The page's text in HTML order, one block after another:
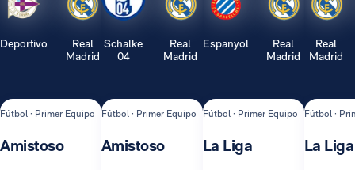
Deportivo
Real
Madrid
Fútbol · Primer Equipo
Amistoso
Schalke
04
Real
Madrid
Fútbol · Primer Equipo
Amistoso
Espanyol
Real
Madrid
Fútbol · Primer Equipo
La Liga
Real
Madrid
Fútbol ·
La Liga